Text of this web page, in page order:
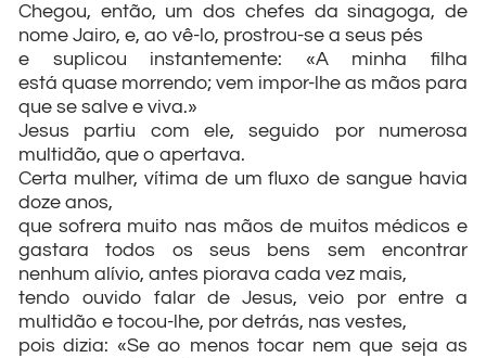
Chegou, então, um dos chefes da sinagoga, de
nome Jairo, e, ao vê-lo, prostrou-se a seus pés
e suplicou instantemente: «A minha filha
está quase morrendo; vem impor-lhe as mãos para
que se salve e viva.»
Jesus partiu com ele, seguido por numerosa
multidão, que o apertava.
Certa mulher, vítima de um fluxo de sangue havia
doze anos,
que sofrera muito nas mãos de muitos médicos e
gastara todos os seus bens sem encontrar
nenhum alívio, antes piorava cada vez mais,
tendo ouvido falar de Jesus, veio por entre a
multidão e tocou-lhe, por detrás, nas vestes,
pois dizia: «Se ao menos tocar nem que seja as